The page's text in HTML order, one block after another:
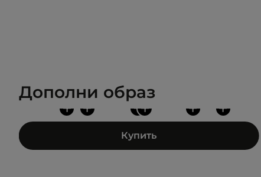
Дополни образ
+
+
+ + +
+
Купить